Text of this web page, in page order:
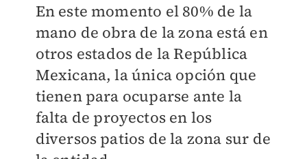
En este momento el 80% de la
mano de obra de la zona está en
otros estados de la República
Mexicana, la única opción que
tienen para ocuparse ante la
falta de proyectos en los
diversos patios de la zona sur de